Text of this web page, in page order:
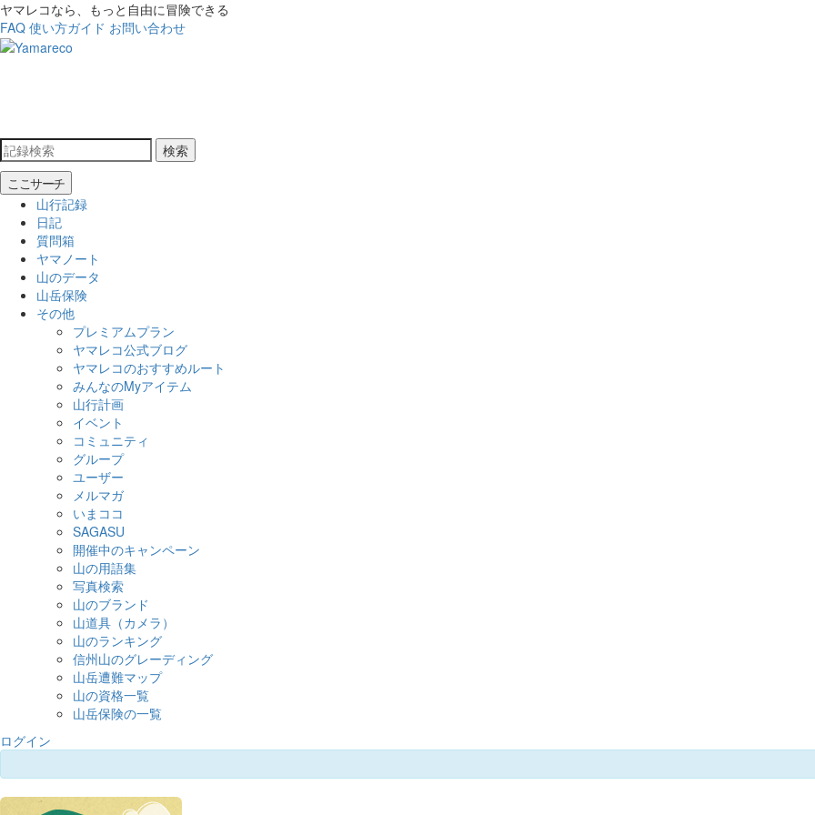
ヤマレコなら、もっと自由に冒険できる
FAQ 使い方ガイド お問い合わせ
検索
ここサーチ
山行記録
日記
質問箱
ヤマノート
山のデータ
山岳保険
その他
プレミアムプラン
ヤマレコ公式ブログ
ヤマレコのおすすめルート
みんなのMyアイテム
山行計画
イベント
コミュニティ
グループ
ユーザー
メルマガ
いまココ
SAGASU
開催中のキャンペーン
山の用語集
写真検索
山のブランド
山道具（カメラ）
山のランキング
信州山のグレーディング
山岳遭難マップ
山の資格一覧
山岳保険の一覧
ログイン